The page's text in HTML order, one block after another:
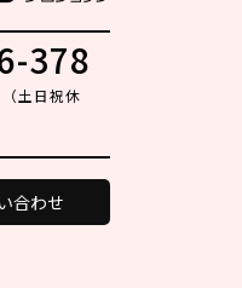
378
土日祝休
合わせ